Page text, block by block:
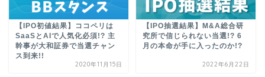
【IPO初値結果】ココペリは
SaaSとAIで人気化必須!? 主
幹事が大和証券で当選チャン
ス到来!!
2020年11月15日
【IPO抽選結果】M&A総合研
究所で信じられない当選!? 6
月の本命が手に入ったのか!?
2022年6月22日